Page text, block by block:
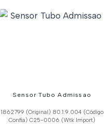
Sensor Tubo Admissao
1862799 (Original) 80.1.9.004 (Código
Confia) C25-0006 (Wtk Import)